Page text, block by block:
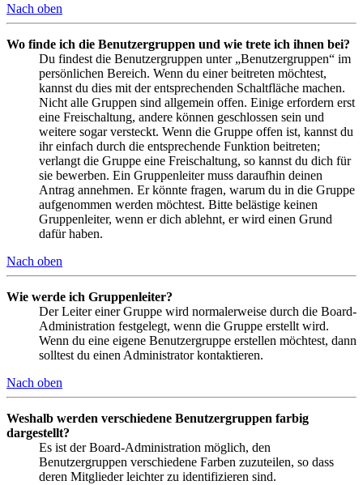
Nach oben
Wo finde ich die Benutzergruppen und wie trete ich ihnen bei?
Du findest die Benutzergruppen unter „Benutzergruppen“ im
persönlichen Bereich. Wenn du einer beitreten möchtest,
kannst du dies mit der entsprechenden Schaltfläche machen.
Nicht alle Gruppen sind allgemein offen. Einige erfordern erst
eine Freischaltung, andere können geschlossen sein und
weitere sogar versteckt. Wenn die Gruppe offen ist, kannst du
ihr einfach durch die entsprechende Funktion beitreten;
verlangt die Gruppe eine Freischaltung, so kannst du dich für
sie bewerben. Ein Gruppenleiter muss daraufhin deinen
Antrag annehmen. Er könnte fragen, warum du in die Gruppe
aufgenommen werden möchtest. Bitte belästige keinen
Gruppenleiter, wenn er dich ablehnt, er wird einen Grund
dafür haben.
Nach oben
Wie werde ich Gruppenleiter?
Der Leiter einer Gruppe wird normalerweise durch die Board-
Administration festgelegt, wenn die Gruppe erstellt wird.
Wenn du eine eigene Benutzergruppe erstellen möchtest, dann
solltest du einen Administrator kontaktieren.
Nach oben
Weshalb werden verschiedene Benutzergruppen farbig
dargestellt?
Es ist der Board-Administration möglich, den
Benutzergruppen verschiedene Farben zuzuteilen, so dass
deren Mitglieder leichter zu identifizieren sind.